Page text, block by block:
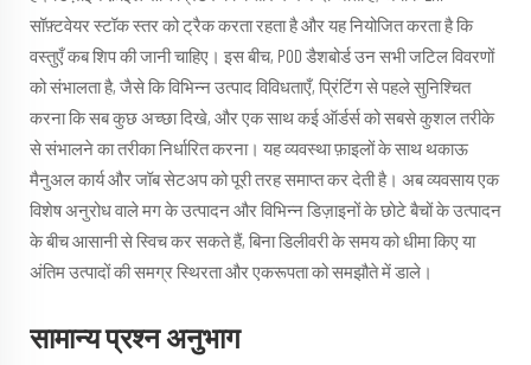
सॉफ़्टवेयर स्टॉक स्तर को ट्रैक करता रहता है और यह नियोजित करता है कि
वस्तुएँ कब शिप की जानी चाहिए। इस बीच, POD डैशबोर्ड उन सभी जटिल विवरणों
को संभालता है, जैसे कि विभिन्न उत्पाद विविधताएँ, प्रिंटिंग से पहले सुनिश्चित
करना कि सब कुछ अच्छा दिखे, और एक साथ कई ऑर्डर्स को सबसे कुशल तरीके
से संभालने का तरीका निर्धारित करना। यह व्यवस्था फ़ाइलों के साथ थकाऊ
मैनुअल कार्य और जॉब सेटअप को पूरी तरह समाप्त कर देती है। अब व्यवसाय एक
विशेष अनुरोध वाले मग के उत्पादन और विभिन्न डिज़ाइनों के छोटे बैचों के उत्पादन
के बीच आसानी से स्विच कर सकते हैं, बिना डिलीवरी के समय को धीमा किए या
अंतिम उत्पादों की समग्र स्थिरता और एकरूपता को समझौते में डाले।
सामान्य प्रश्न अनुभाग